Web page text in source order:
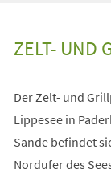
ZELT- UND
Der Zelt- und
Lippesee in
Sande befindet
Nordufer des